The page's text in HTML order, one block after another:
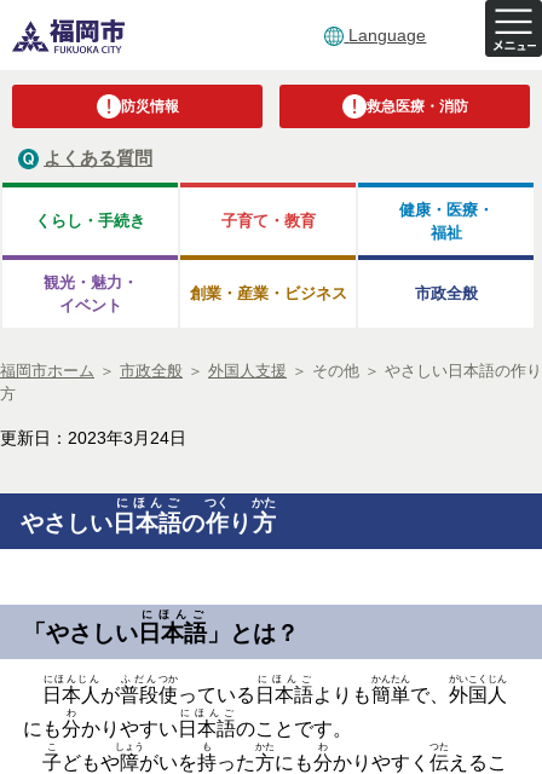
Language
防災情報 救急医療・消防
よくある質問
くらし・手続き 子育て・教育
健康・医療・
福祉
観光・魅力・
イベント
創業・産業・ビジネス 市政全般
福岡市ホーム ＞ 市政全般 ＞ 外国人支援 ＞ その他 ＞ やさしい日本語の作り
方
更新日：2023年3月24日
やさしい 日本語
にほんご
の作
つく
り 方
かた
「やさしい 日本語
にほんご
」とは？
日本人
にほんじん
が普段
ふだん
使
つか
っている 日本語
にほんご
よりも簡単
かんたん
で、外国人
がいこくじん
にも分
わ
かりやすい 日本語
にほんご
のことです。
子
こ
どもや障
しょう
がいを持
も
った方
かた
にも分
わ
かりやすく伝
つた
えるこ